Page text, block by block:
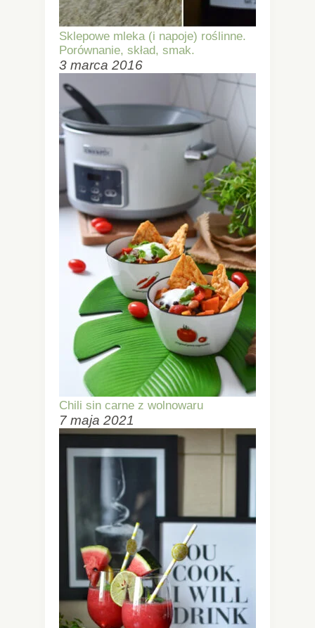
Sklepowe mleka (i napoje) roślinne.
Porównanie, skład, smak.
3 marca 2016
Chili sin carne z wolnowaru
7 maja 2021